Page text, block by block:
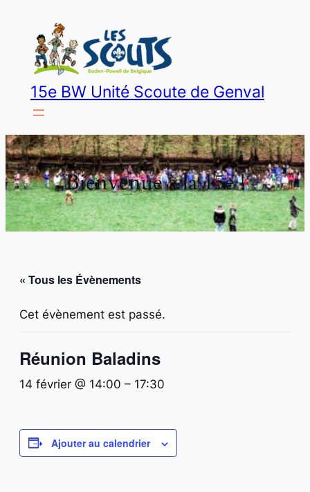
15e BW Unité Scoute de Genval
Bienvenue à la 15e !
« Tous les Évènements
Cet évènement est passé.
Réunion Baladins
14 février @ 14:00 – 17:30
Ajouter au calendrier